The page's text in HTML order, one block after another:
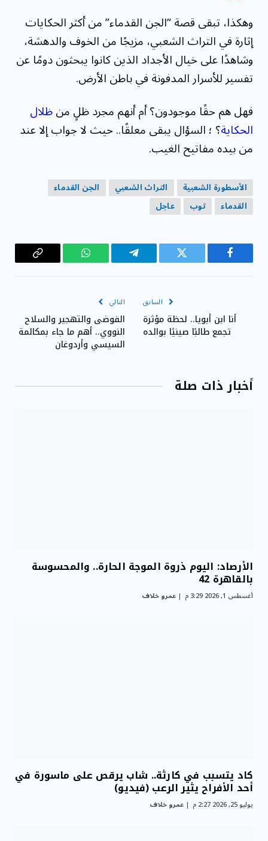
وهكذا، تبقى قصة “الجن القدماء” من أكثر الحكايات
إثارة في التراث الشعبي، مزيجًا من الخوف والدهشة،
وشاهدًا على خيال الأجداد الذين كانوا يبحثون دومًا عن
تفسير للأسرار المدفونة في باطن الأرض.
فهل هم حقًا موجودون؟ أم أنهم مجرد ظلٍ منظلال
الحكاية؟ ؛ السؤال يبقى معلقًا.. حيث لا جواب إلا عند
من بيده مفاتيح الغيب.
الأسطورة الشعبية التراث الشعبي
الجن القدماء
القدماء
توب عاجل
فيسبوك تويتر تيلقرام واتساب
Copy
السابق
أنا ابن أبويا.. لحظة مؤثرة
تجمع طالبًا صينيًا بوالده
التالي
الفوضى والتهجير والسلاح
النووي.. أهم ما جاء بمكالمة
السيسي وأردوغان
أخبار ذات صلة
الأرصاد: اليوم ذروة الموجة الحارة.. والمحسوسة
بالقاهرة 42
أغسطس 1, 2026 3:29 م عمرو خلاف
كاد يتسبب في كارثة.. شاب يرقص على ماسورة في
أحد الأفراح يثير الرعب (فيديو)
يوليو 25, 2026 2:27 م عمرو خلاف